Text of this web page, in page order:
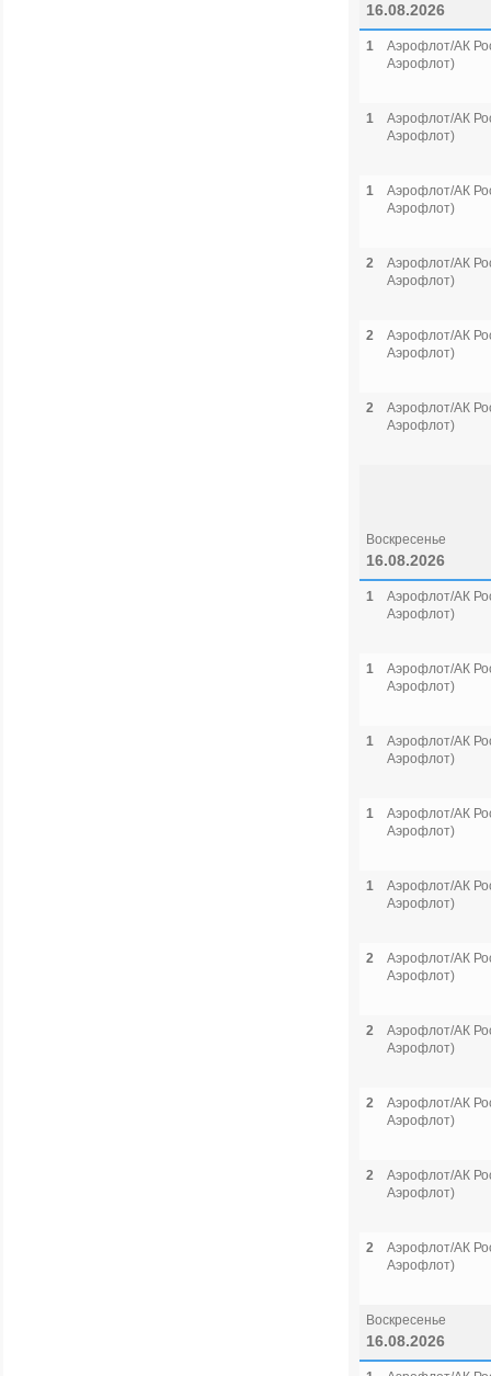
16.08.2026
1
Аэрофлот/АК
Аэрофлот)
1
Аэрофлот/АК
Аэрофлот)
1
Аэрофлот/АК
Аэрофлот)
2
Аэрофлот/АК
Аэрофлот)
2
Аэрофлот/АК
Аэрофлот)
2
Аэрофлот/АК
Аэрофлот)
Воскресенье
16.08.2026
1
Аэрофлот/АК
Аэрофлот)
1
Аэрофлот/АК
Аэрофлот)
1
Аэрофлот/АК
Аэрофлот)
1
Аэрофлот/АК
Аэрофлот)
1
Аэрофлот/АК
Аэрофлот)
2
Аэрофлот/АК
Аэрофлот)
2
Аэрофлот/АК
Аэрофлот)
2
Аэрофлот/АК
Аэрофлот)
2
Аэрофлот/АК
Аэрофлот)
2
Аэрофлот/АК
Аэрофлот)
Воскресенье
16.08.2026